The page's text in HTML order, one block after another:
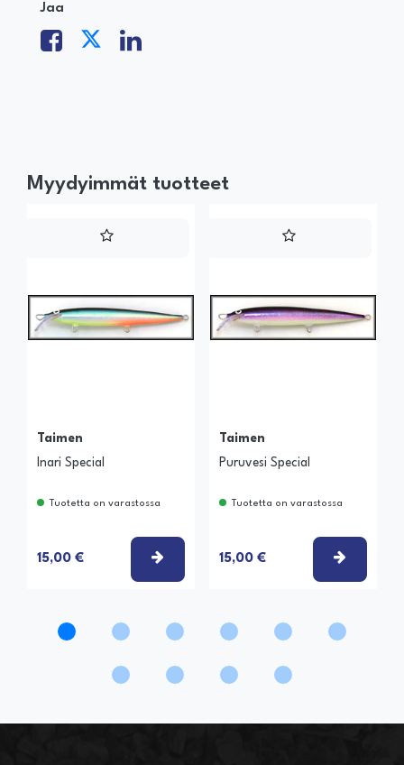
Jaa
Myydyimmät tuotteet
Taimen
Inari Special
Tuotetta on varastossa
15,00 € VALITSE VAIHTOEHTO
Taimen
Puruvesi Special
Tuotetta on varastossa
15,00 €